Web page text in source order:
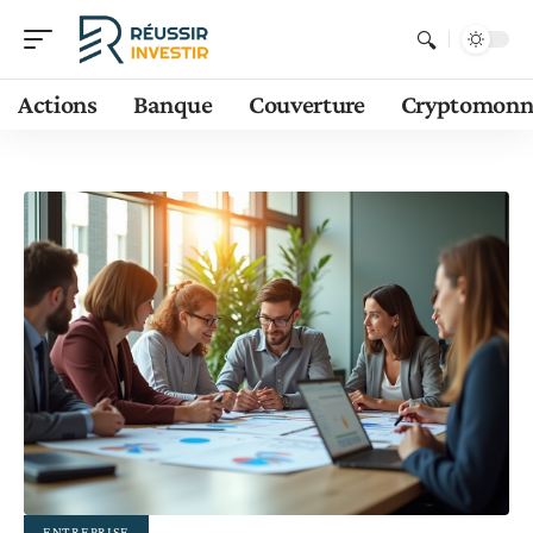
Actions Banque Couverture